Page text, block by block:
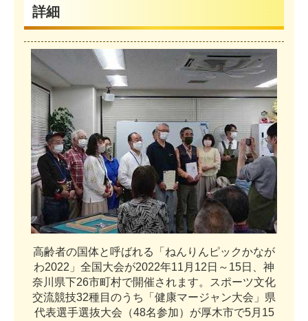
詳細
高齢者の国体と 呼ばれる 「 ねん り ん ピッ クかなが
わ2022 」 全国 大会が2022年11 月 12 日 ～ 15日
神
奈 川 県下26市町村で開催さ れま す。 スポーツ文化
交流競技32種目 のう ち 「 健康マージャ ン大会 」 県
代表選手選抜大会 （48名参加） が厚木市で5月 15